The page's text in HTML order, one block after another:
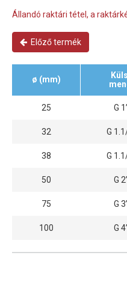
Állandó raktári tétel, a
Előző termék
ø (mm)
25 G
32 G
38 G
50 G
75 G
100 G